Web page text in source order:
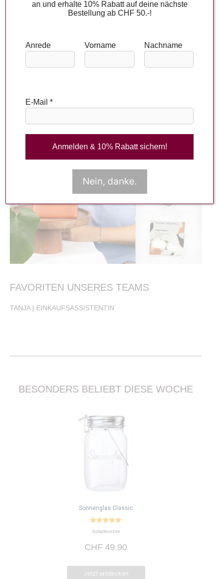
DYNAMIC DIMENSIONS | MAI – JULI
FAVORITEN UNSERES TEAMS
TANJA | EINKAUFSASSISTENTIN
BESONDERS BELIEBT DIESE WOCHE
Sonnenglas Classic
4.95
von 5
Solarleuchte
CHF 49.90
Jetzt entdecken
an und erhalte 10% Rabatt auf deine nächste
Bestellung ab CHF 50.-!
Anrede Vorname Nachname
E-Mail*
Nein, danke.